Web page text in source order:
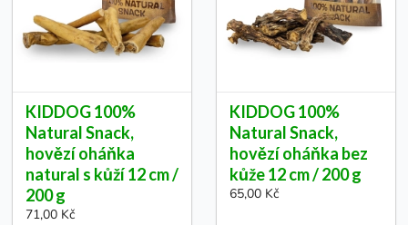
KIDDOG 100%
Natural Snack,
hovězí oháňka
natural s kůží 12 cm /
200 g
71,00 Kč
KIDDOG 100%
Natural Snack,
hovězí oháňka bez
kůže 12 cm / 200 g
65,00 Kč